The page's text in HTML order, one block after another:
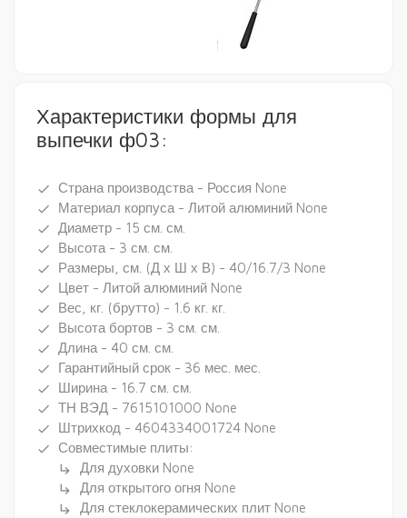
Характеристики формы для
выпечки ф03:
done Страна производства - Россия None
done Материал корпуса - Литой алюминий None
done Диаметр - 15 см. см.
done Высота - 3 см. см.
done Размеры, см. (Д х Ш х В) - 40/16.7/3 None
done Цвет - Литой алюминий None
done Вес, кг. (брутто) - 1.6 кг. кг.
done Высота бортов - 3 см. см.
done Длина - 40 см. см.
done Гарантийный срок - 36 мес. мес.
done Ширина - 16.7 см. см.
done ТН ВЭД - 7615101000 None
done Штрихкод - 4604334001724 None
done Совместимые плиты:
subdirectory_arrow_right Для духовки None
subdirectory_arrow_right Для открытого огня None
subdirectory_arrow_right Для стеклокерамических плит None